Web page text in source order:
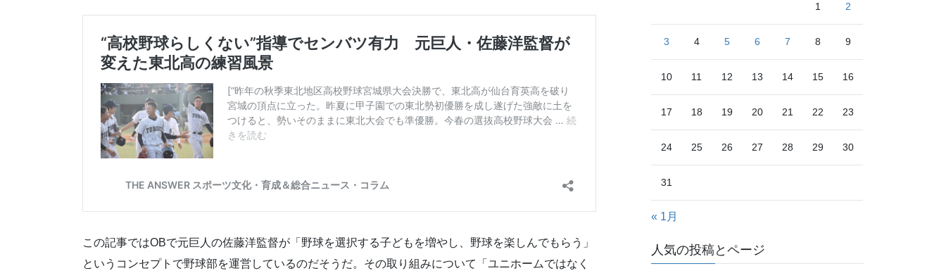
この記事ではOBで元巨人の佐藤洋監督が「野球を選択する子どもを増やし、野球を楽しんでもらう」
というコンセプトで野球部を運営しているのだそうだ。その取り組みについて「ユニホームではなく
1 2
3 4 5 6 7 8 9
10 11 12 13 14 15 16
17 18 19 20 21 22 23
24 25 26 27 28 29 30
31
« 1月
人気の投稿とページ